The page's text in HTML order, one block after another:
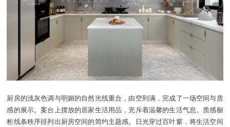
厨房的浅灰色调与明媚的自然光线重合，由空到满，完成了一场空间与质
感的展示。案台上摆放的居家生活用品，充斥着温馨的生活气息。质感橱
柜线条秩序排列出厨房空间的简约主题感。日光穿过百叶窗，将生活空间